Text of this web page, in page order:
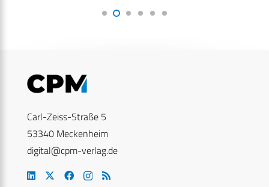
Carl-Zeiss-Straße 5
53340 Meckenheim
digital@cpm-verlag.de